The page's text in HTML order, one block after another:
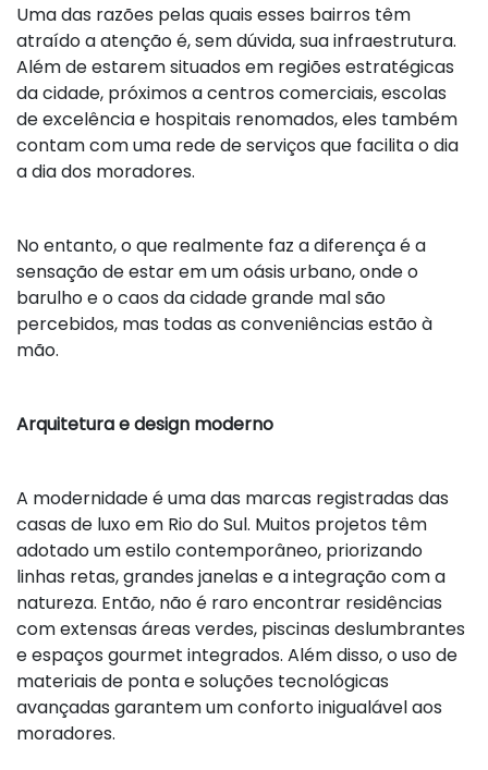
Uma das razões pelas quais esses bairros têm
atraído a atenção é, sem dúvida, sua infraestrutura.
Além de estarem situados em regiões estratégicas
da cidade, próximos a centros comerciais, escolas
de excelência e hospitais renomados, eles também
contam com uma rede de serviços que facilita o dia
a dia dos moradores.
No entanto, o que realmente faz a diferença é a
sensação de estar em um oásis urbano, onde o
barulho e o caos da cidade grande mal são
percebidos, mas todas as conveniências estão à
mão.
Arquitetura e design moderno
A modernidade é uma das marcas registradas das
casas de luxo em Rio do Sul. Muitos projetos têm
adotado um estilo contemporâneo, priorizando
linhas retas, grandes janelas e a integração com a
natureza. Então, não é raro encontrar residências
com extensas áreas verdes, piscinas deslumbrantes
e espaços gourmet integrados. Além disso, o uso de
materiais de ponta e soluções tecnológicas
avançadas garantem um conforto inigualável aos
moradores.